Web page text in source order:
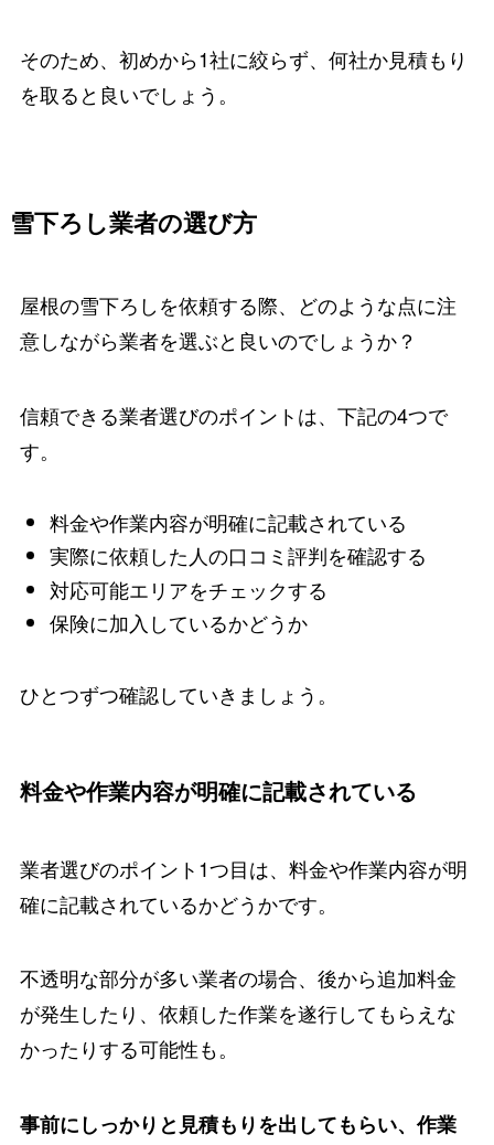
そのため、初めから1社に絞らず、何社か見積もり
を取ると良いでしょう。
雪下ろし業者の選び方
屋根の雪下ろしを依頼する際、どのような点に注
意しながら業者を選ぶと良いのでしょうか？
信頼できる業者選びのポイントは、下記の4つで
す。
料金や作業内容が明確に記載されている
実際に依頼した人の口コミ評判を確認する
対応可能エリアをチェックする
保険に加入しているかどうか
ひとつずつ確認していきましょう。
料金や作業内容が明確に記載されている
業者選びのポイント1つ目は、料金や作業内容が明
確に記載されているかどうかです。
不透明な部分が多い業者の場合、後から追加料金
が発生したり、依頼した作業を遂行してもらえな
かったりする可能性も。
事前にしっかりと見積もりを出してもらい、作業